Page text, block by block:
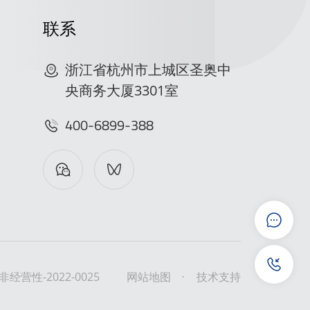
联系
浙江省杭州市上城区圣奥中
央商务大厦3301室
400-6899-388
经营性-2022-0025 网站地图 技术支持